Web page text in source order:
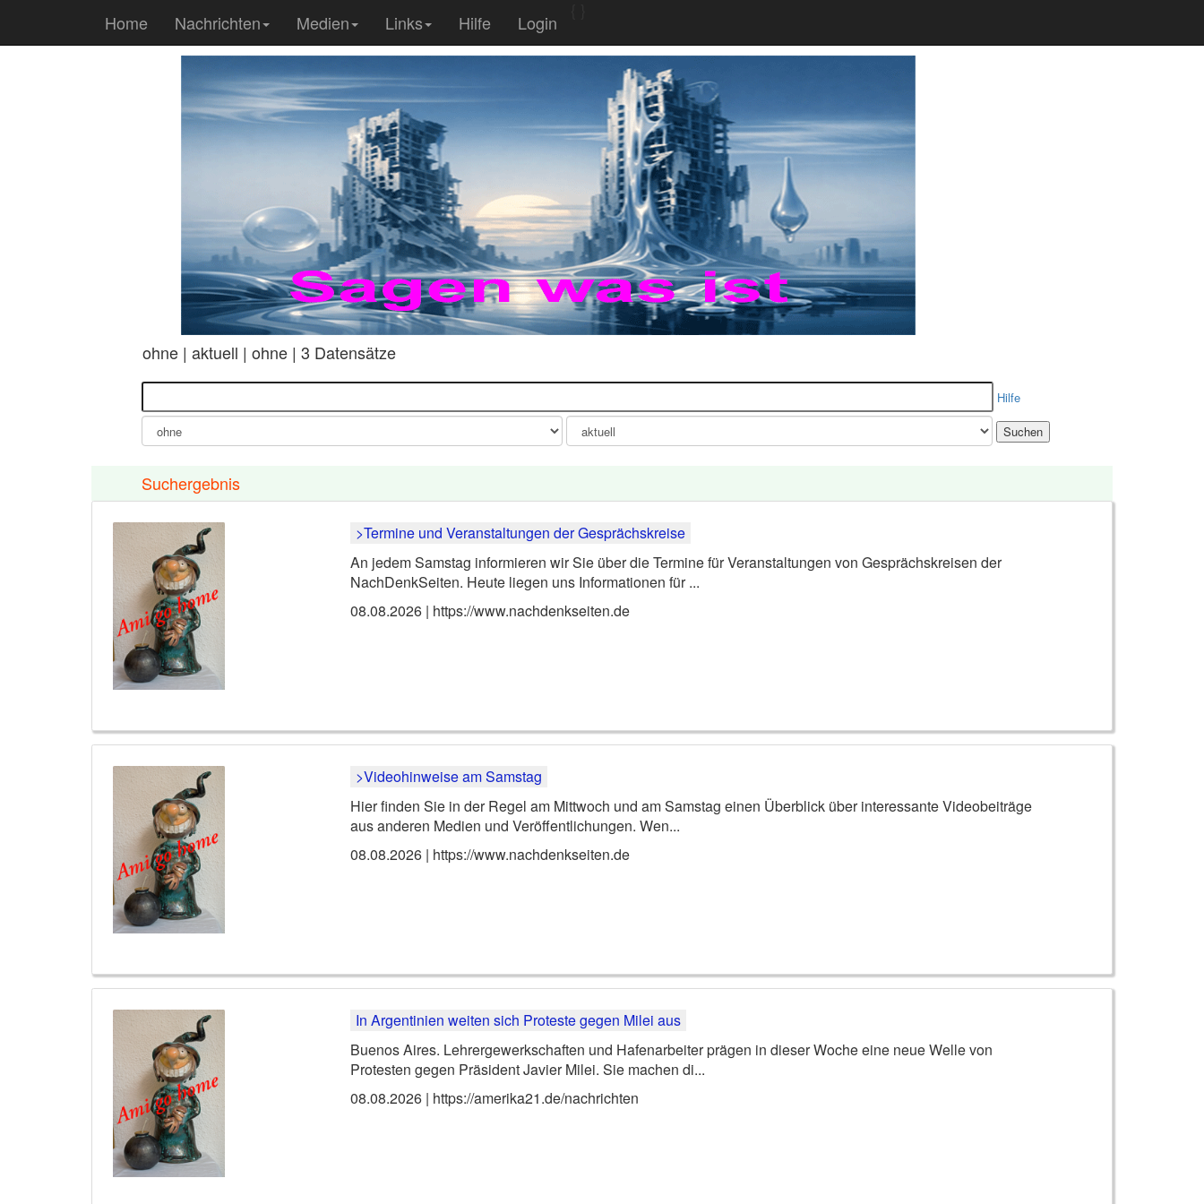
Home Nachrichten Medien Links Hilfe Login
ohne | aktuell | ohne | 3 Datensätze
Hilfe
Suchergebnis
An jedem Samstag informieren wir Sie über die Termine für Veranstaltungen von Gesprächskreisen der
NachDenkSeiten. Heute liegen uns Informationen für ...
08.08.2026 | https://www.nachdenkseiten.de
Hier finden Sie in der Regel am Mittwoch und am Samstag einen Überblick über interessante Videobeiträge
aus anderen Medien und Veröffentlichungen. Wen...
08.08.2026 | https://www.nachdenkseiten.de
Buenos Aires. Lehrergewerkschaften und Hafenarbeiter prägen in dieser Woche eine neue Welle von
Protesten gegen Präsident Javier Milei. Sie machen di...
08.08.2026 | https://amerika21.de/nachrichten